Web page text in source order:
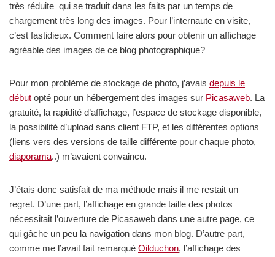
très réduite qui se traduit dans les faits par un temps de
chargement très long des images. Pour l’internaute en visite,
c’est fastidieux. Comment faire alors pour obtenir un affichage
agréable des images de ce blog photographique?
Pour mon problème de stockage de photo, j’avais depuis le
début opté pour un hébergement des images sur Picasaweb. La
gratuité, la rapidité d’affichage, l’espace de stockage disponible,
la possibilité d’upload sans client FTP, et les différentes options
(liens vers des versions de taille différente pour chaque photo,
diaporama..) m’avaient convaincu.
J’étais donc satisfait de ma méthode mais il me restait un
regret. D’une part, l’affichage en grande taille des photos
nécessitait l’ouverture de Picasaweb dans une autre page, ce
qui gâche un peu la navigation dans mon blog. D’autre part,
comme me l’avait fait remarqué Oilduchon, l’affichage des